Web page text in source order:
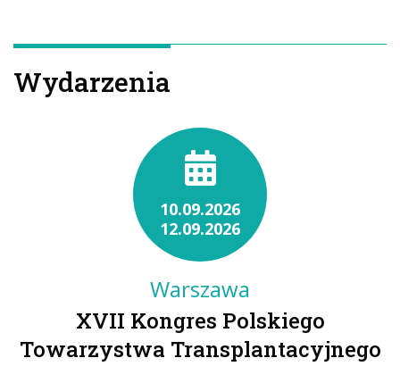
Wydarzenia
10.09.2026
12.09.2026
Warszawa
XVII Kongres Polskiego
Towarzystwa Transplantacyjnego